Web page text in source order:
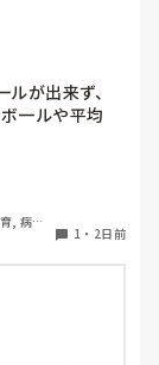
よう応援して
が出来ず、
一ルや平均
遠鏡や風鈴🎐
よんで、やっ
何でもいいの
, 病院
1 ・ 2日前